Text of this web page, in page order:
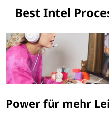
Best Intel
Power für mehr